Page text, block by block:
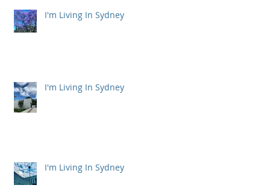
I'm Living In Sydney
I'm Living In Sydney
I'm Living In Sydney